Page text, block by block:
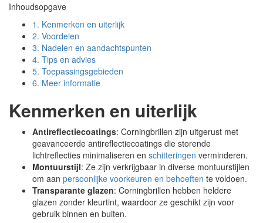
Inhoudsopgave
1. Kenmerken en uiterlijk
2. Voordelen
3. Nadelen en aandachtspunten
4. Tips en advies
5. Toepassingsgebieden
6. Meer informatie
Kenmerken en uiterlijk
Antireflectiecoatings: Corningbrillen zijn uitgerust met
geavanceerde antireflectiecoatings die storende
lichtreflecties minimaliseren en schitteringen verminderen.
Montuurstijl: Ze zijn verkrijgbaar in diverse montuurstijlen
om aan persoonlijke voorkeuren en behoeften te voldoen.
Transparante glazen: Corningbrillen hebben heldere
glazen zonder kleurtint, waardoor ze geschikt zijn voor
gebruik binnen en buiten.